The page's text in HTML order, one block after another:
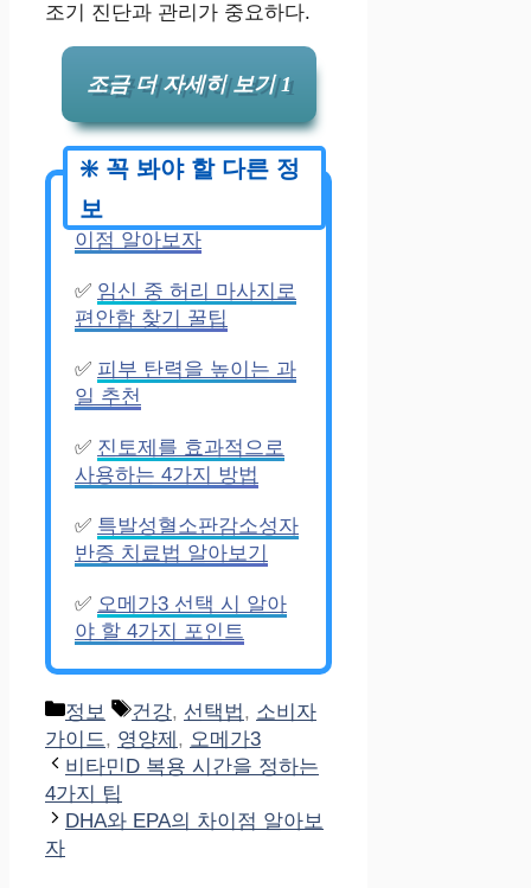
조기 진단과 관리가 중요하다.
조금 더 자세히 보기 1
✅모르핀과 펜타닐의 차
이점 알아보자
✅ 임신 중 허리 마사지로
편안함 찾기 꿀팁
✅ 피부 탄력을 높이는 과
일 추천
✅ 진토제를 효과적으로
사용하는 4가지 방법
✅ 특발성혈소판감소성자
반증 치료법 알아보기
✅ 오메가3 선택 시 알아
야 할 4가지 포인트
Categories
정보 Tags
건강, 선택법, 소비자
가이드, 영양제 , 오메가3
비타민D 복용 시간을 정하는
4가지 팁
DHA와 EPA의 차이점 알아보
자